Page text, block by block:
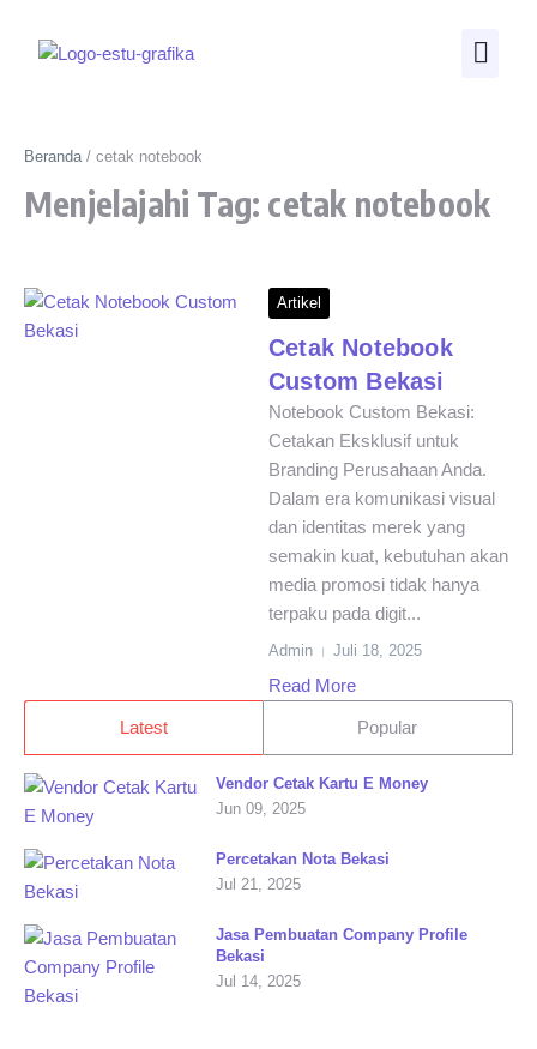
Beranda / cetak notebook
Menjelajahi Tag: cetak notebook
Artikel
Cetak Notebook
Custom Bekasi
Notebook Custom Bekasi:
Cetakan Eksklusif untuk
Branding Perusahaan Anda.
Dalam era komunikasi visual
dan identitas merek yang
semakin kuat, kebutuhan akan
media promosi tidak hanya
terpaku pada digit...
Admin Juli 18, 2025
Read More
Latest Popular
Vendor Cetak Kartu E Money
Jun 09, 2025
Percetakan Nota Bekasi
Jul 21, 2025
Jasa Pembuatan Company Profile
Bekasi
Jul 14, 2025